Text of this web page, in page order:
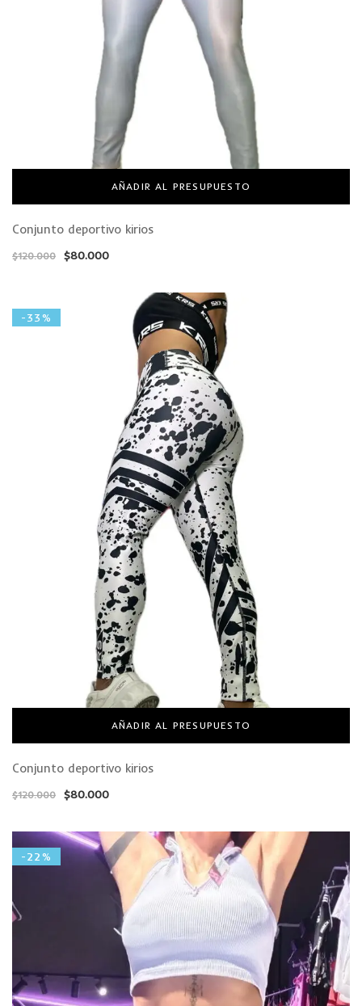
AÑADIR AL PRESUPUESTO
Conjunto deportivo kirios
$120.000 $80.000
-33%
AÑADIR AL PRESUPUESTO
Conjunto deportivo kirios
$120.000 $80.000
-22%